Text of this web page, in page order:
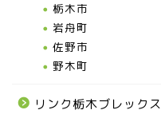
栃木市
岩舟町
佐野市
野木町
リンク栃木ブレック